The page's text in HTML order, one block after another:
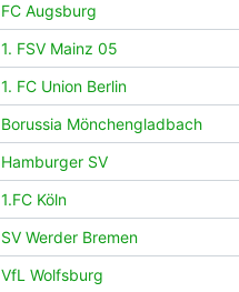
FC Augsburg
1. FSV Mainz 05
1. FC Union Berlin
Borussia Mönchengladbach
Hamburger SV
1.FC Köln
SV Werder Bremen
VfL Wolfsburg